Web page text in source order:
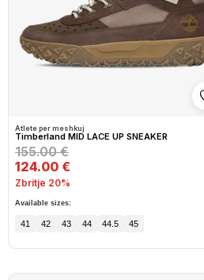
Atlete per meshkuj
Timberland MID LACE UP SNEAKER
155.00 €
124.00 €
Zbritje 20%
Available sizes:
41 42 43 44 44.5 45